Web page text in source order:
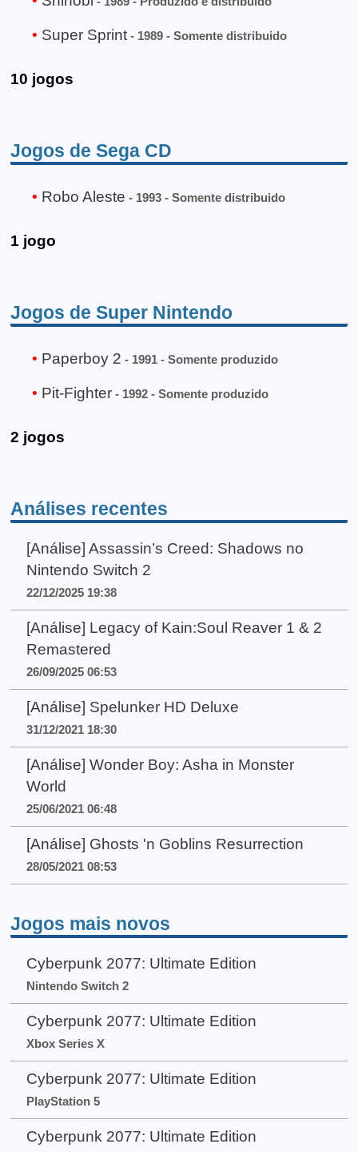
Super Sprint - 1989 - Somente distribuido
10 jogos
Jogos de Sega CD
Robo Aleste - 1993 - Somente distribuido
1 jogo
Jogos de Super Nintendo
Paperboy 2 - 1991 - Somente produzido
Pit-Fighter - 1992 - Somente produzido
2 jogos
Análises recentes
[Análise] Assassin’s Creed: Shadows no
Nintendo Switch 2
22/12/2025 19:38
[Análise] Legacy of Kain:Soul Reaver 1 & 2
Remastered
26/09/2025 06:53
[Análise] Spelunker HD Deluxe
31/12/2021 18:30
[Análise] Wonder Boy: Asha in Monster
World
25/06/2021 06:48
[Análise] Ghosts 'n Goblins Resurrection
28/05/2021 08:53
Jogos mais novos
Cyberpunk 2077: Ultimate Edition
Nintendo Switch 2
Cyberpunk 2077: Ultimate Edition
Xbox Series X
Cyberpunk 2077: Ultimate Edition
PlayStation 5
Cyberpunk 2077: Ultimate Edition